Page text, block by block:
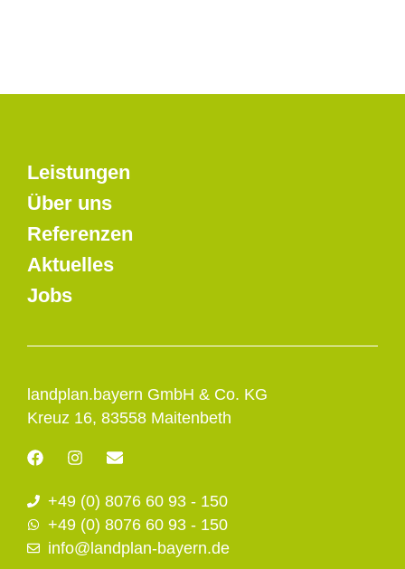
landplan.bayern GmbH & Co. KG
Kreuz 16, 83558 Maitenbeth
F
a
e
b
o
o
I
n
t
a
g
r
E
e
l
o
p
+49 (0) 8076 60 93 - 150
+49 (0) 8076 60 93 - 150
info@landplan-bayern.de
Leistungen
Über uns
Referenzen
Aktuelles
Jobs